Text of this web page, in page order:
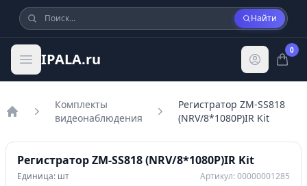
Найти
IPALA.ru
0
Комплекты
видеонаблюдения
Регистратор ZM-SS818
(NRV/8*1080P)IR Kit
Регистратор ZM-SS818 (NRV/8*1080P)IR Kit
Единица: шт Артикул: 00000001285